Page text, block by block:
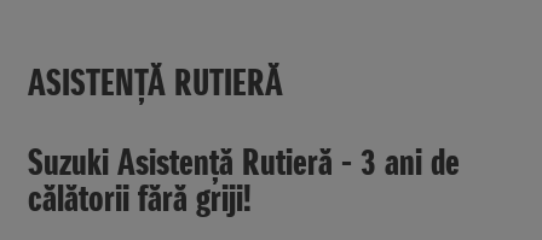
ASISTENȚĂ RUTIERĂ
Suzuki Asistență Rutieră - 3 ani de
călătorii fără griji!